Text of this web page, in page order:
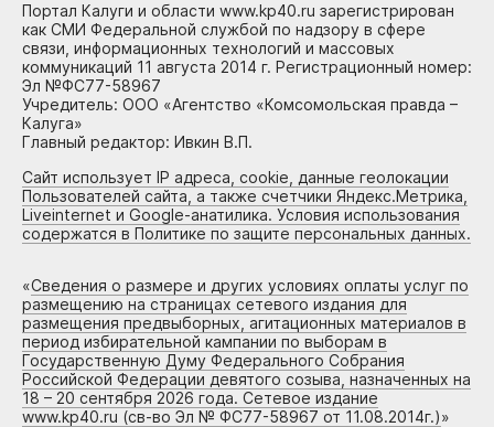
Портал Калуги и области www.kp40.ru зарегистрирован
как СМИ Федеральной службой по надзору в сфере
связи, информационных технологий и массовых
коммуникаций 11 августа 2014 г. Регистрационный номер:
Эл №ФС77-58967
Учредитель: ООО «Агентство «Комсомольская правда –
Калуга»
Главный редактор: Ивкин В.П.
Сайт использует IP адреса, cookie, данные геолокации
Пользователей сайта, а также счетчики Яндекс.Метрика,
Liveinternet и Google-анатилика. Условия использования
содержатся в Политике по защите персональных данных.
«Сведения о размере и других условиях оплаты услуг по
размещению на страницах сетевого издания для
размещения предвыборных, агитационных материалов в
период избирательной кампании по выборам в
Государственную Думу Федерального Собрания
Российской Федерации девятого созыва, назначенных на
18 – 20 сентября 2026 года. Сетевое издание
www.kp40.ru (св-во Эл № ФС77-58967 от 11.08.2014г.)»